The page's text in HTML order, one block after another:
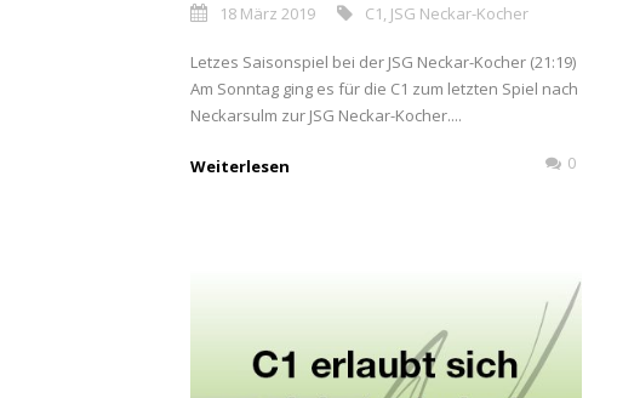
18 März 2019 C1, JSG Neckar-Kocher
Letzes Saisonspiel bei der JSG Neckar-Kocher (21:19)
Am Sonntag ging es für die C1 zum letzten Spiel nach
Neckarsulm zur JSG Neckar-Kocher....
Weiterlesen 0